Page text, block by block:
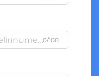
0/100